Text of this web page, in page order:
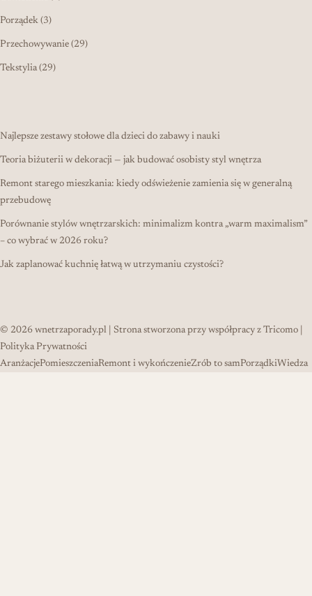
Porządek 33 produkty
Przechowywanie 2929 produktów
Tekstylia 2929 produktów
Najlepsze zestawy stołowe dla dzieci do zabawy i nauki
Teoria biżuterii w dekoracji — jak budować osobisty styl wnętrza
Remont starego mieszkania: kiedy odświeżenie zamienia się w generalną
przebudowę
Porównanie stylów wnętrzarskich: minimalizm kontra „warm maximalism”
– co wybrać w 2026 roku?
Jak zaplanować kuchnię łatwą w utrzymaniu czystości?
© 2026 wnetrzaporady.pl | Strona stworzona przy współpracy z Tricomo
Polityka Prywatności
AranżacjePomieszczeniaRemont i wykończenieZrób to samPorządkiWiedza